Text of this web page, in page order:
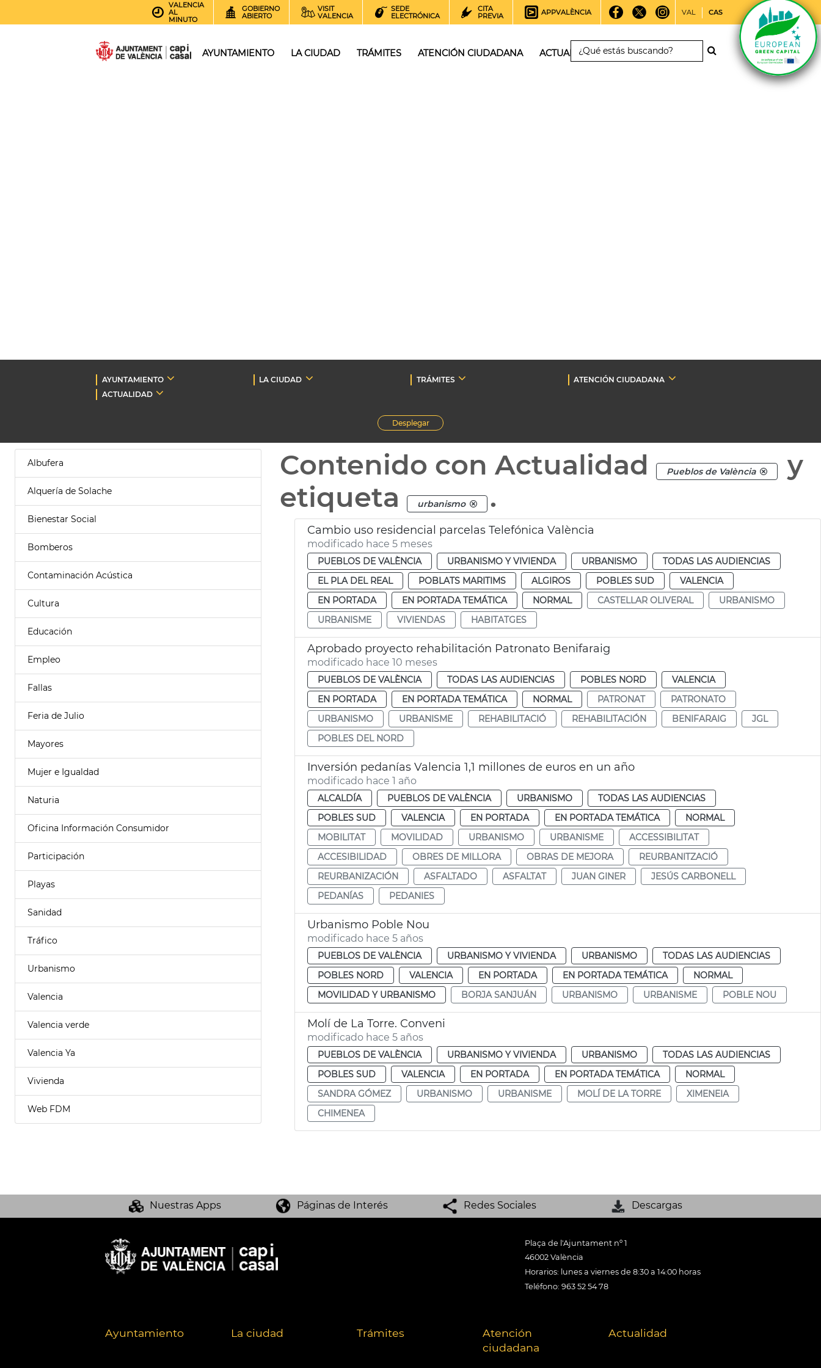
VALENCIA
AL
MINUTO
GOBIERNO
ABIERTO
VISIT
VALENCIA
SEDE
ELECTRÓNICA
CITA
PREVIA
APPVALÈNCIA VAL CAS
AYUNTAMIENTO LA CIUDAD TRÁMITES ATENCIÓN CIUDADANA ACTUALIDAD
AYUNTAMIENTO LA CIUDAD TRÁMITES
ATENCIÓN CIUDADANA
ACTUALIDAD
Desplegar
Albufera
Alquería de Solache
Bienestar Social
Bomberos
Contaminación Acústica
Cultura
Educación
Empleo
Fallas
Feria de Julio
Mayores
Mujer e Igualdad
Naturia
Oficina Información Consumidor
Participación
Playas
Sanidad
Tráfico
Urbanismo
Valencia
Valencia verde
Valencia Ya
Vivienda
Web FDM
Contenido con Actualidad Pueblos de València
y
etiqueta
urbanismo .
Cambio uso residencial parcelas Telefónica València
modificado hace 5 meses
PUEBLOS DE VALÈNCIA URBANISMO Y VIVIENDA URBANISMO
TODAS LAS AUDIENCIAS
EL PLA DEL REAL
POBLATS MARITIMS ALGIROS POBLES SUD
VALENCIA
EN PORTADA
EN PORTADA TEMÁTICA NORMAL CASTELLAR OLIVERAL
URBANISMO
URBANISME
VIVIENDAS HABITATGES
Aprobado proyecto rehabilitación Patronato Benifaraig
modificado hace 10 meses
PUEBLOS DE VALÈNCIA TODAS LAS AUDIENCIAS POBLES NORD
VALENCIA
EN PORTADA
EN PORTADA TEMÁTICA NORMAL PATRONAT
PATRONATO
URBANISMO
URBANISME REHABILITACIÓ REHABILITACIÓN BENIFARAIG
JGL
POBLES DEL NORD
Inversión pedanías Valencia 1,1 millones de euros en un año
modificado hace 1 año
ALCALDÍA PUEBLOS DE VALÈNCIA URBANISMO
TODAS LAS AUDIENCIAS
POBLES SUD
VALENCIA EN PORTADA EN PORTADA TEMÁTICA
NORMAL
MOBILITAT
MOVILIDAD URBANISMO URBANISME
ACCESSIBILITAT
ACCESIBILIDAD
OBRES DE MILLORA OBRAS DE MEJORA
REURBANITZACIÓ
REURBANIZACIÓN
ASFALTADO ASFALTAT JUAN GINER
JESÚS CARBONELL
PEDANÍAS
PEDANIES
Urbanismo Poble Nou
modificado hace 5 años
PUEBLOS DE VALÈNCIA URBANISMO Y VIVIENDA URBANISMO
TODAS LAS AUDIENCIAS
POBLES NORD
VALENCIA EN PORTADA EN PORTADA TEMÁTICA
NORMAL
MOVILIDAD Y URBANISMO
BORJA SANJUÁN URBANISMO URBANISME POBLE NOU
Molí de La Torre. Conveni
modificado hace 5 años
PUEBLOS DE VALÈNCIA URBANISMO Y VIVIENDA URBANISMO
TODAS LAS AUDIENCIAS
POBLES SUD
VALENCIA EN PORTADA EN PORTADA TEMÁTICA
NORMAL
SANDRA GÓMEZ
URBANISMO URBANISME MOLÍ DE LA TORRE
XIMENEIA
CHIMENEA
Nuestras Apps Páginas de Interés Redes Sociales Descargas
Plaça de l'Ajuntament nº 1
46002 València
Horarios: lunes a viernes de 8:30 a 14:00 horas
Teléfono: 963 52 54 78
Ayuntamiento La ciudad Trámites
Atención
ciudadana
Actualidad